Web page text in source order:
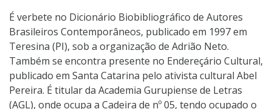
É verbete no Dicionário Biobibliográfico de Autores
Brasileiros Contemporâneos, publicado em 1997 em
Teresina (PI), sob a organização de Adrião Neto.
Também se encontra presente no Endereçário Cultural,
publicado em Santa Catarina pelo ativista cultural Abel
Pereira. É titular da Academia Gurupiense de Letras
(AGL), onde ocupa a Cadeira de nº 05, tendo ocupado o